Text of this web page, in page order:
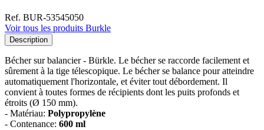
Ref. BUR-53545050
Voir tous les produits Burkle
Description
Bécher sur balancier - Bürkle. Le bécher se raccorde facilement et
sûrement à la tige télescopique. Le bécher se balance pour atteindre
automatiquement l'horizontale, et éviter tout débordement. Il
convient à toutes formes de récipients dont les puits profonds et
étroits (Ø 150 mm).
- Matériau: Polypropylène
- Contenance: 600 ml